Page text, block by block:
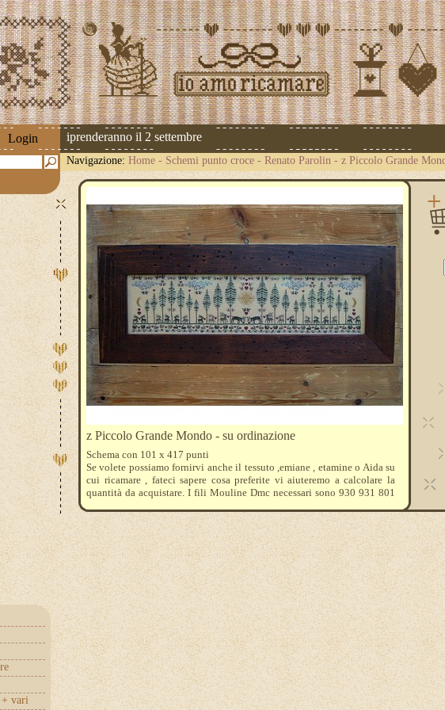
Login riprenderanno il 2 settembre
Navigazione: Home - Schemi punto croce - Renato Parolin - z Piccolo Grande
+ vari
z Piccolo Grande Mondo - su ordinazione
Schema con 101 x 417 punti
Se volete possiamo fornirvi anche il tessuto ,emiane , etamine o Aida su
cui ricamare , fateci sapere cosa preferite vi aiuteremo a calcolare la
quantità da acquistare. I fili Mouline Dmc necessari sono 930 931 801